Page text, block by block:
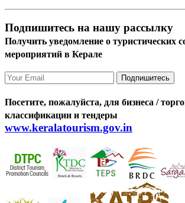
Подпишитесь на нашу рассылку
Получить уведомление о туристических
мероприятий в Керале
Подпишитесь
Посетите, пожалуйста, для бизнеса /
классификации и тендеры
www.keralatourism.gov.in